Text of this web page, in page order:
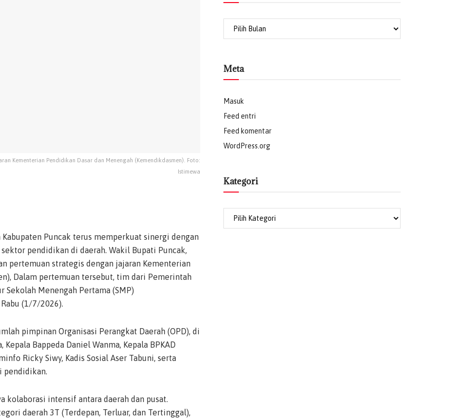
Kementerian Pendidikan Dasar dan Menengah (Kemendikdasmen). Foto:
Istimewa
Puncak terus memperkuat sinergi dengan
pendidikan di daerah. Wakil Bupati Puncak,
pertemuan strategis dengan jajaran Kementerian
Dalam pertemuan tersebut, tim dari Pemerintah
Menengah Pertama (SMP)
(1/7/2026).
pimpinan Organisasi Perangkat Daerah (OPD), di
Bappeda Daniel Wanma, Kepala BPKAD
Ricky Siwy, Kadis Sosial Aser Tabuni, serta
pendidikan.
kolaborasi intensif antara daerah dan pusat.
daerah 3T (Terdepan, Terluar, dan Tertinggal),
Meta
Masuk
Feed entri
Feed komentar
WordPress.org
Kategori